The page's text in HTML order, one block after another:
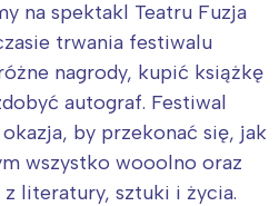
na spektakl Teatru Fuzja
trwania festiwalu
nagrody, kupić książkę
autograf. Festiwal
by przekonać się, jak
wszystko wooolno oraz
literatury, sztuki i życia.